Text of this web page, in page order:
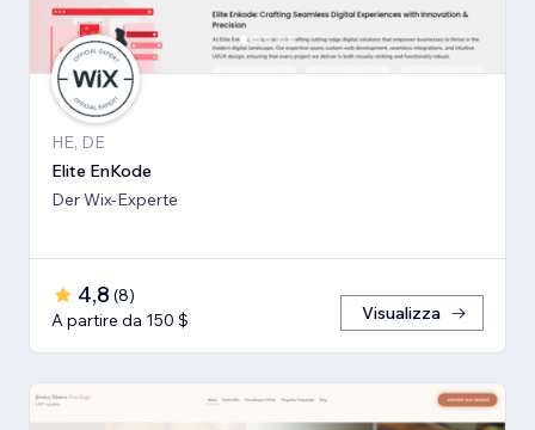
HE, DE
Elite EnKode
Der Wix-Experte
4,8 (8)
A partire da 150 $
Visualizza